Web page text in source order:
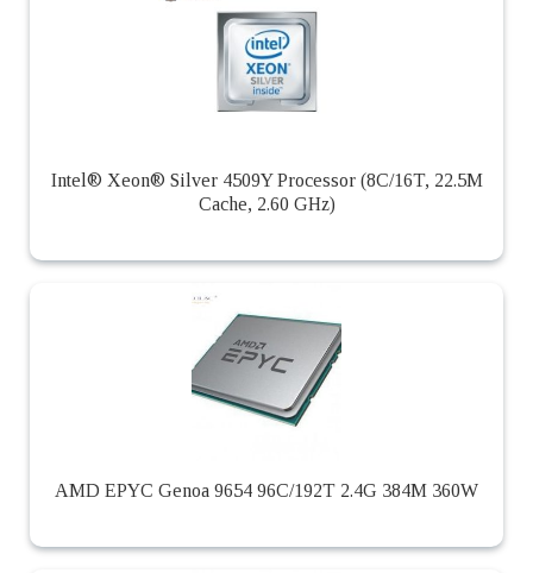
Intel® Xeon® Silver 4509Y Processor (8C/16T, 22.5M
Cache, 2.60 GHz)
AMD EPYC Genoa 9654 96C/192T 2.4G 384M 360W